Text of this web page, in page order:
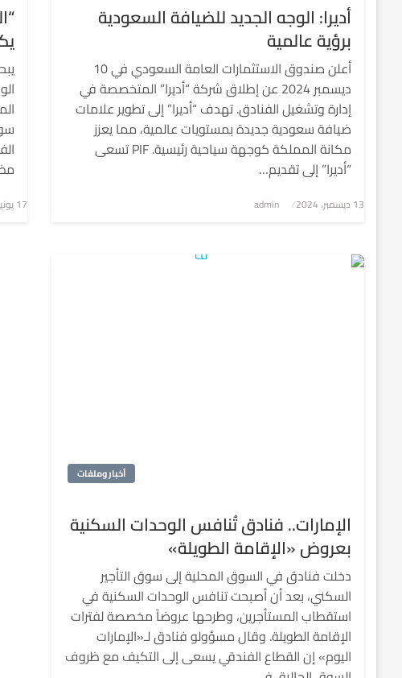
أديرا: الوجه الجديد للضيافة السعودية
برؤية عالمية
أعلن صندوق الاستثمارات العامة السعودي في 10
ديسمبر 2024 عن إطلاق شركة “أديرا” المتخصصة في
إدارة وتشغيل الفنادق. تهدف “أديرا” إلى تطوير علامات
ضيافة سعودية جديدة بمستويات عالمية، مما يعزز
مكانة المملكة كوجهة سياحية رئيسية. PIF تسعى
“أديرا” إلى تقديم…
نُشر
13 ديسمبر، 2024 admin
نُشر
17 يونيو، 2021
أخبار وملفات
الإمارات.. فنادق تُنافس الوحدات السكنية
بعروض «الإقامة الطويلة»
دخلت فنادق في السوق المحلية إلى سوق التأجير
السكني، بعد أن أصبحت تنافس الوحدات السكنية في
استقطاب المستأجرين، وطرحها عروضاً مخصصة لفترات
الإقامة الطويلة. وقال مسؤولو فنادق لـ«الإمارات
اليوم» إن القطاع الفندقي يسعى إلى التكيف مع ظروف